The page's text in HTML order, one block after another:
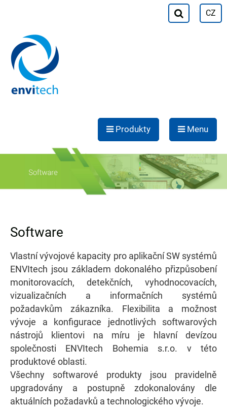
CZ
Produkty Menu
Software
Vlastní vývojové kapacity pro aplikační SW systémů
ENVItech jsou základem dokonalého přizpůsobení
monitorovacích, detekčních, vyhodnocovacích,
vizualizačních a informačních systémů
požadavkům zákazníka. Flexibilita a možnost
vývoje a konfigurace jednotlivých softwarových
nástrojů klientovi na míru je hlavní devízou
společnosti ENVItech Bohemia s.r.o. v této
produktové oblasti.
Všechny softwarové produkty jsou pravidelně
upgradovány a postupně zdokonalovány dle
aktuálních požadavků a technologického vývoje.